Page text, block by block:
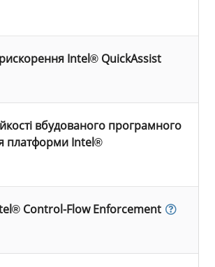
Intel® QuickAssist
вбудованого програмного
платформи Intel®
Control-Flow Enforcement